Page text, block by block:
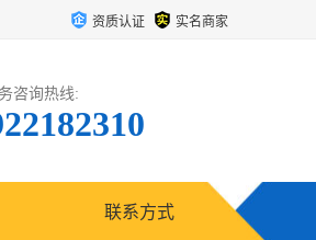
资质认证 实名商家
咨询热线:
联系方式